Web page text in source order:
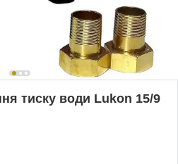
тиску води Lukon 15/9